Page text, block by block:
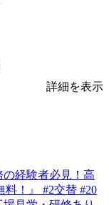
詳細を表示